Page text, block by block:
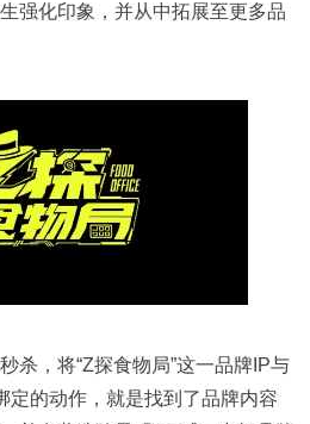
强化印象，并从中拓展至更多品
杀，将“Z探食物局”这一品牌IP与
定的动作，就是找到了品牌内容